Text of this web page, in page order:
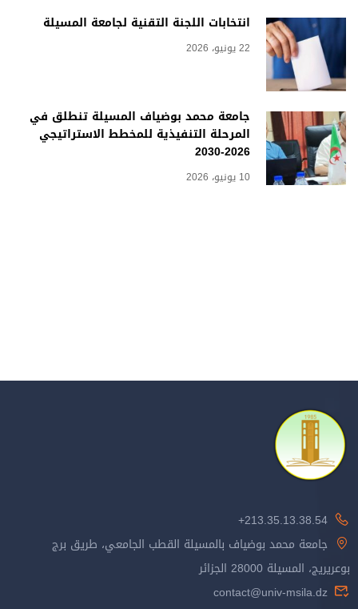
انتخابات اللجنة التقنية لجامعة المسيلة
22 يونيو، 2026
جامعة محمد بوضياف المسيلة تنطلق في
المرحلة التنفيذية للمخطط الاستراتيجي
2026-2030
10 يونيو، 2026
213.35.13.38.54+
جامعة محمد بوضياف بالمسيلة القطب الجامعي، طريق برج
بوعريريج، المسيلة 28000 الجزائر
contact@univ-msila.dz